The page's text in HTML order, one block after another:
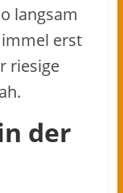
langsam
erst
riesige
der